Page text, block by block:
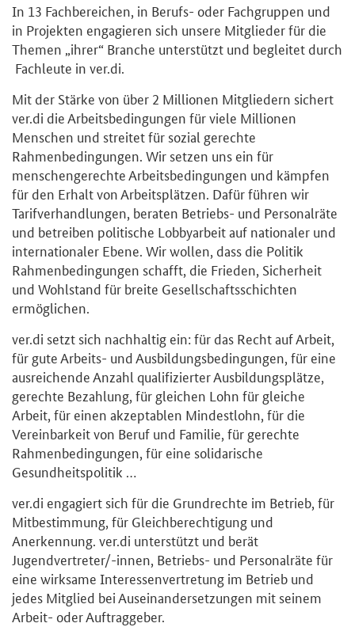
In 13 Fachbereichen, in Berufs- oder Fachgruppen und
in Projekten engagieren sich unsere Mitglieder für die
Themen „ihrer“ Branche unterstützt und begleitet durch
Fachleute in ver.di.
Mit der Stärke von über 2 Millionen Mitgliedern sichert
ver.di die Arbeitsbedingungen für viele Millionen
Menschen und streitet für sozial gerechte
Rahmenbedingungen. Wir setzen uns ein für
menschengerechte Arbeitsbedingungen und kämpfen
für den Erhalt von Arbeitsplätzen. Dafür führen wir
Tarifverhandlungen, beraten Betriebs- und Personalräte
und betreiben politische Lobbyarbeit auf nationaler und
internationaler Ebene. Wir wollen, dass die Politik
Rahmenbedingungen schafft, die Frieden, Sicherheit
und Wohlstand für breite Gesellschaftsschichten
ermöglichen.
ver.di setzt sich nachhaltig ein: für das Recht auf Arbeit,
für gute Arbeits- und Ausbildungsbedingungen, für eine
ausreichende Anzahl qualifizierter Ausbildungsplätze,
gerechte Bezahlung, für gleichen Lohn für gleiche
Arbeit, für einen akzeptablen Mindestlohn, für die
Vereinbarkeit von Beruf und Familie, für gerechte
Rahmenbedingungen, für eine solidarische
Gesundheitspolitik …
ver.di engagiert sich für die Grundrechte im Betrieb, für
Mitbestimmung, für Gleichberechtigung und
Anerkennung. ver.di unterstützt und berät
Jugendvertreter/-innen, Betriebs- und Personalräte für
eine wirksame Interessenvertretung im Betrieb und
jedes Mitglied bei Auseinandersetzungen mit seinem
Arbeit- oder Auftraggeber.